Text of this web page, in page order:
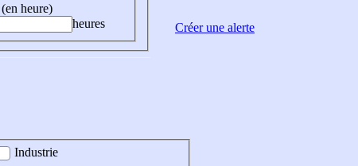
heure)
heures
Industrie
Créer une alerte